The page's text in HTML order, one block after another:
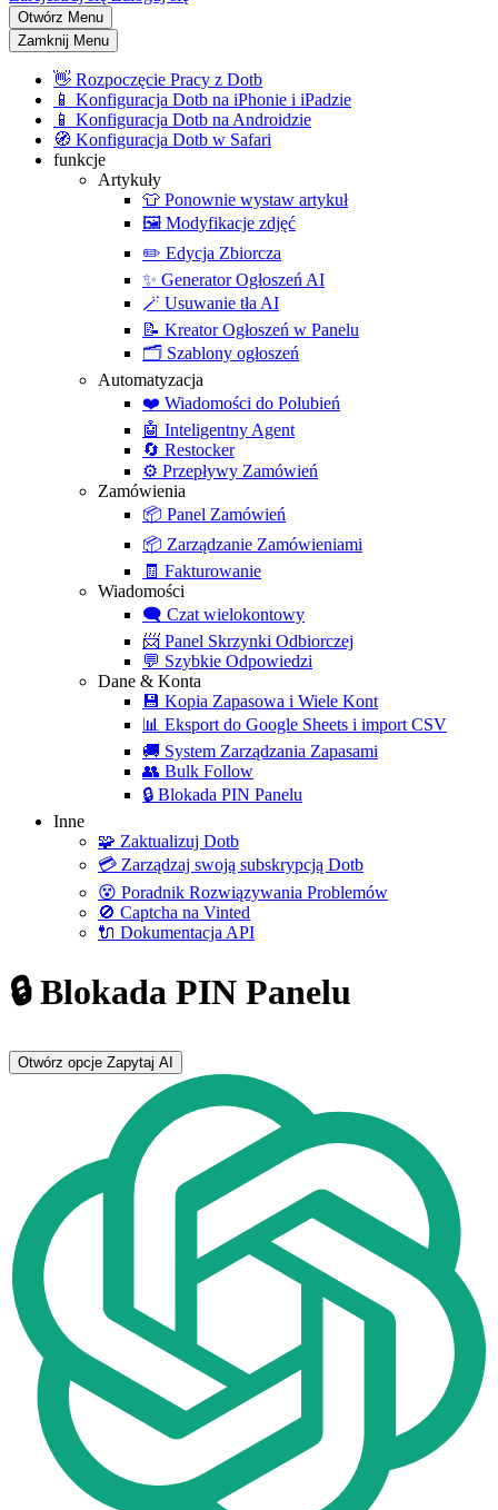
Otwórz Menu
Zamknij Menu
👋 Rozpoczęcie Pracy z Dotb
📱 Konfiguracja Dotb na iPhonie i iPadzie
📱 Konfiguracja Dotb na Androidzie
🧭 Konfiguracja Dotb w Safari
funkcje
Artykuły
👕 Ponownie wystaw artykuł
🖼️ Modyfikacje zdjęć
✏️ Edycja Zbiorcza
✨ Generator Ogłoszeń AI
🪄 Usuwanie tła AI
📝 Kreator Ogłoszeń w Panelu
🗂️ Szablony ogłoszeń
Automatyzacja
❤️ Wiadomości do Polubień
🤖 Inteligentny Agent
🔄 Restocker
⚙️ Przepływy Zamówień
Zamówienia
📦 Panel Zamówień
📦 Zarządzanie Zamówieniami
🧾 Fakturowanie
Wiadomości
🗨️ Czat wielokontowy
📨 Panel Skrzynki Odbiorczej
💬 Szybkie Odpowiedzi
Dane & Konta
💾 Kopia Zapasowa i Wiele Kont
📊 Eksport do Google Sheets i import CSV
🚚 System Zarządzania Zapasami
👥 Bulk Follow
🔒 Blokada PIN Panelu
Inne
🧩 Zaktualizuj Dotb
💳 Zarządzaj swoją subskrypcją Dotb
😵 Poradnik Rozwiązywania Problemów
🚫 Captcha na Vinted
🔌 Dokumentacja API
🔒 Blokada PIN Panelu
Otwórz opcje Zapytaj AI